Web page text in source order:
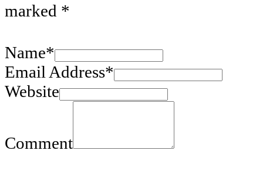
marked *
Name*
Email Address*
Website
Comment